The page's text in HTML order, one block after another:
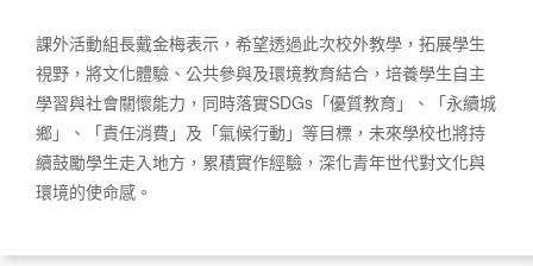
課外活動組長戴金梅表示，希望透過此次校外教學，拓展學生
視野，將文化體驗、公共參與及環境教育結合，培養學生自主
學習與社會關懷能力，同時落實SDGs「優質教育」、「永續城
鄉」、「責任消費」及「氣候行動」等目標，未來學校也將持
續鼓勵學生走入地方，累積實作經驗，深化青年世代對文化與
環境的使命感。